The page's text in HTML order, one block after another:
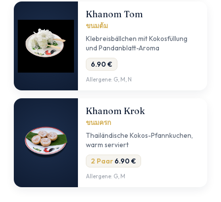
Khanom Tom
ขนมต้ม
Klebreisbällchen mit Kokosfüllung
und Pandanblatt-Aroma
6.90 €
Allergene: G, M, N
Khanom Krok
ขนมครก
Thailändische Kokos-Pfannkuchen,
warm serviert
2 Paar 6.90 €
Allergene: G, M